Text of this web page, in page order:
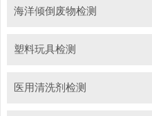
海洋倾倒废物检测
塑料玩具检测
医用清洗剂检测